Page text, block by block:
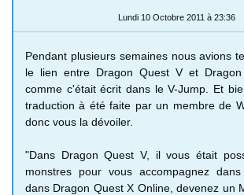
Lundi 10 Octobre 2011 à 23:36
Pendant plusieurs semaines nous avions
le lien entre Dragon Quest V et
comme c'était écrit dans le V-Jump. Et
traduction à été faite par un membre de
donc vous la dévoiler.
"Dans Dragon Quest V, il vous était
monstres pour vous accompagnez
dans Dragon Quest X Online, devenez un